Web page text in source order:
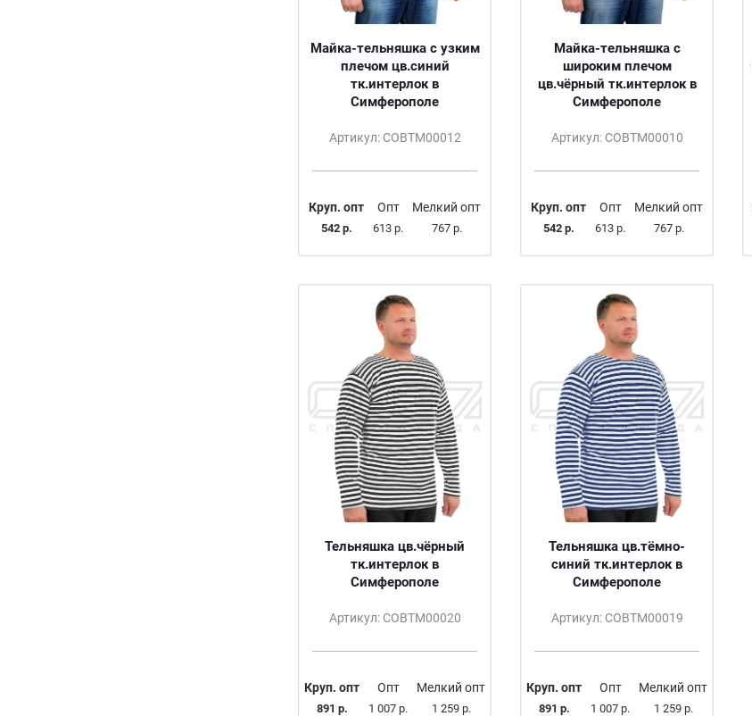
Майка-тельняшка с узким
плечом цв.синий
тк.интерлок в
Симферополе
Артикул: СОВТМ00012
Круп. опт
542 р.
Опт
613 р.
Мелкий опт
767 р.
Майка-тельняшка с
широким плечом
цв.чёрный тк.интерлок в
Симферополе
Артикул: СОВТМ00010
Круп. опт
542 р.
Опт
613 р.
Мелкий опт
767 р.
Тельняшка цв.чёрный
тк.интерлок в
Симферополе
Артикул: СОВТМ00020
Круп. опт
891 р.
Опт
1 007 р.
Мелкий опт
1 259 р.
Тельняшка цв.тёмно-
синий тк.интерлок в
Симферополе
Артикул: СОВТМ00019
Круп. опт
891 р.
Опт
1 007 р.
Мелкий опт
1 259 р.